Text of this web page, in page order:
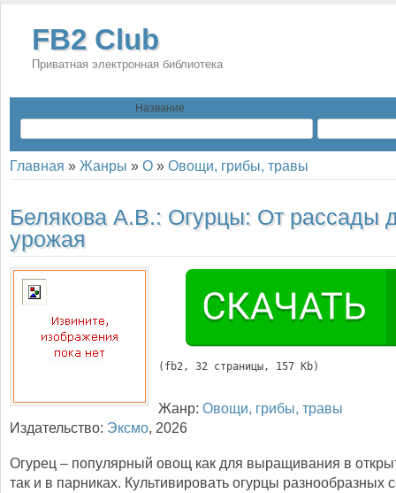
FB2 Club
Приватная электронная библиотека
Название
Главная » Жанры » О » Овощи, грибы, травы
Белякова А.В.: Огурцы: От рассады
урожая
( fb2, 32 страницы, 157 Kb)
Жанр: Овощи, грибы, травы
Издательство: Эксмо, 2026
Огурец – популярный овощ как для выращивания в
так и в парниках. Культивировать огурцы разнообразных